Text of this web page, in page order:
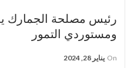
رئيس مصلحة الجمارك
ومستوردي التمور
On يناير 28, 2024